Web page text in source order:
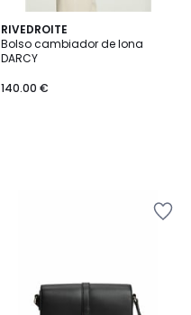
RIVEDROITE
Bolso cambiador de lona
DARCY
140.00 €